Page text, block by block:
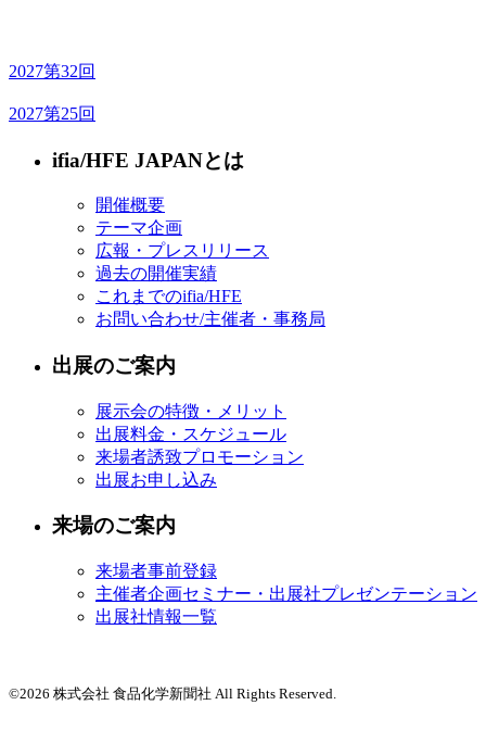
2027第32回
2027第25回
ifia/HFE JAPANとは
開催概要
テーマ企画
広報・プレスリリース
過去の開催実績
これまでのifia/HFE
お問い合わせ/主催者・事務局
出展のご案内
展示会の特徴・メリット
出展料金・スケジュール
来場者誘致プロモーション
出展お申し込み
来場のご案内
来場者事前登録
主催者企画セミナー・出展社プレゼンテーション
出展社情報一覧
©2026 株式会社 食品化学新聞社 All Rights Reserved.